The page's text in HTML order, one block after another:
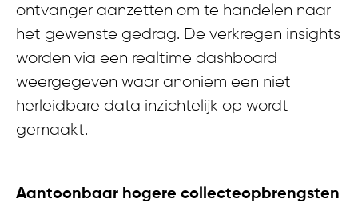
ontvanger aanzetten om te handelen naar
het gewenste gedrag. De verkregen insights
worden via een realtime dashboard
weergegeven waar anoniem een niet
herleidbare data inzichtelijk op wordt
gemaakt.
Aantoonbaar hogere collecteopbrengsten